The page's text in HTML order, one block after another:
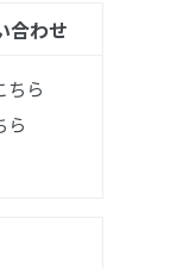
合わせ
ちら
ら